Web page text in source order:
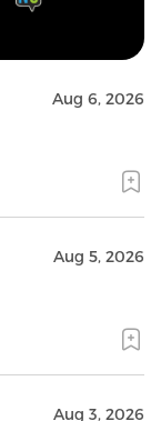
Aug 6, 2026
Aug 5, 2026
Aug 3, 2026